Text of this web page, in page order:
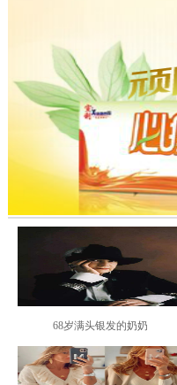
68岁满头银发的奶奶